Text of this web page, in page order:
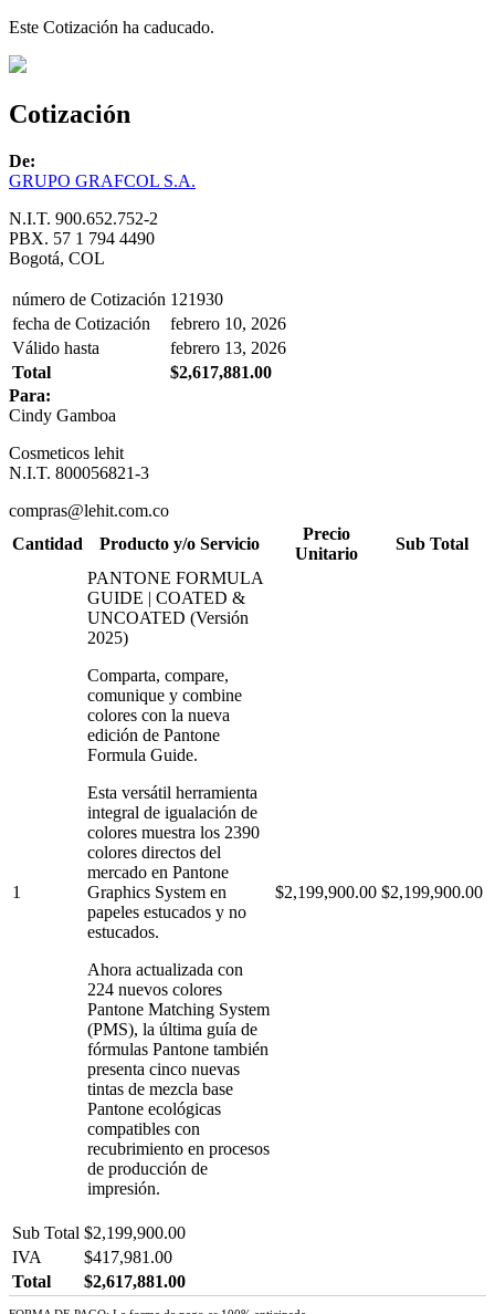
Este Cotización ha caducado.
Cotización
De:
GRUPO GRAFCOL S.A.
N.I.T. 900.652.752-2
PBX. 57 1 794 4490
Bogotá, COL
número de Cotización 121930
fecha de Cotización
febrero 10, 2026
Válido hasta
febrero 13, 2026
Total
$2,617,881.00
Para:
Cindy Gamboa
Cosmeticos lehit
N.I.T. 800056821-3
compras@lehit.com.co
Cantidad
Producto y/o Servicio
Precio
Unitario
Sub Total
1
PANTONE FORMULA
GUIDE | COATED &
UNCOATED (Versión
2025)
Comparta, compare,
comunique y combine
colores con la nueva
edición de Pantone
Formula Guide.
Esta versátil herramienta
integral de igualación de
colores muestra los 2390
colores directos del
mercado en Pantone
Graphics System en
papeles estucados y no
estucados.
Ahora actualizada con
224 nuevos colores
Pantone Matching System
(PMS), la última guía de
fórmulas Pantone también
presenta cinco nuevas
tintas de mezcla base
Pantone ecológicas
compatibles con
recubrimiento en procesos
de producción de
impresión.
$2,199,900.00 $2,199,900.00
Sub Total $2,199,900.00
IVA
$417,981.00
Total
$2,617,881.00